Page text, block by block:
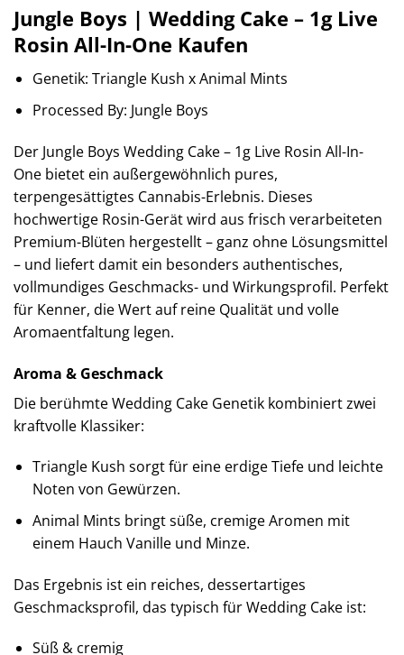
Jungle Boys | Wedding Cake – 1g Live
Rosin All-In-One Kaufen
Genetik: Triangle Kush x Animal Mints
Processed By: Jungle Boys
Der Jungle Boys Wedding Cake – 1g Live Rosin All-In-
One bietet ein außergewöhnlich pures,
terpengesättigtes Cannabis-Erlebnis. Dieses
hochwertige Rosin-Gerät wird aus frisch verarbeiteten
Premium-Blüten hergestellt – ganz ohne Lösungsmittel
– und liefert damit ein besonders authentisches,
vollmundiges Geschmacks- und Wirkungsprofil. Perfekt
für Kenner, die Wert auf reine Qualität und volle
Aromaentfaltung legen.
Aroma & Geschmack
Die berühmte Wedding Cake Genetik kombiniert zwei
kraftvolle Klassiker:
Triangle Kush sorgt für eine erdige Tiefe und leichte
Noten von Gewürzen.
Animal Mints bringt süße, cremige Aromen mit
einem Hauch Vanille und Minze.
Das Ergebnis ist ein reiches, dessertartiges
Geschmacksprofil, das typisch für Wedding Cake ist:
Süß & cremig